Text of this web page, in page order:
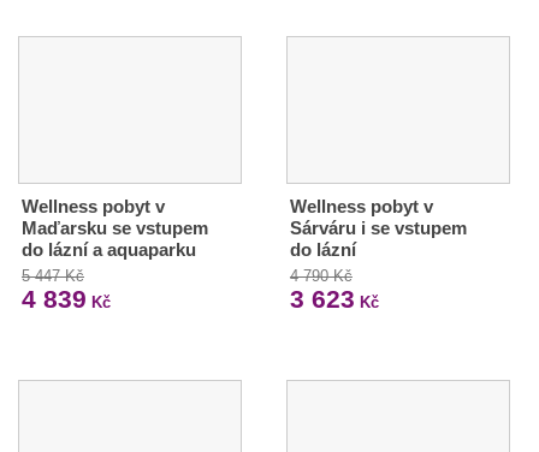
Wellness pobyt v
Maďarsku se vstupem
do lázní a aquaparku
5 447 Kč
4 839 Kč
Wellness pobyt v
Sárváru i se vstupem
do lázní
4 790 Kč
3 623 Kč